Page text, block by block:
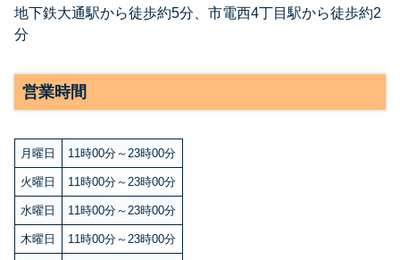
地下鉄大通駅から徒歩約5分、市電西4丁目駅から徒歩約2
分
営業時間
月曜日 11時00分～23時00分
火曜日 11時00分～23時00分
水曜日 11時00分～23時00分
木曜日 11時00分～23時00分